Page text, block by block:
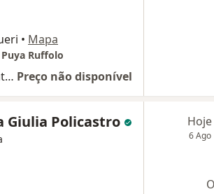
• Mapa
Ruffolo
Primeira consulta Odontológica Preço não disponível
Giulia Policastro Hoje
6 Ago